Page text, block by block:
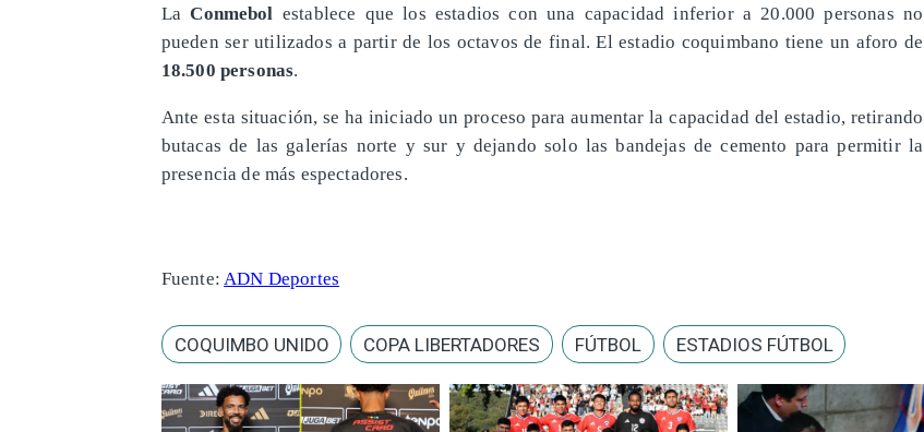
LaConmebol establece que los estadios con una capacidad inferior a 20.000 personas no
pueden ser utilizados a partir de los octavos de final. El estadio coquimbano tiene un aforo de
18.500 personas.
Ante esta situación, se ha iniciado un proceso para aumentar la capacidad del estadio, retirando
butacas de las galerías norte y sur y dejando solo las bandejas de cemento para permitir la
presencia de más espectadores.
Fuente: ADN Deportes
COQUIMBO UNIDO COPA LIBERTADORES FÚTBOL ESTADIOS FÚTBOL